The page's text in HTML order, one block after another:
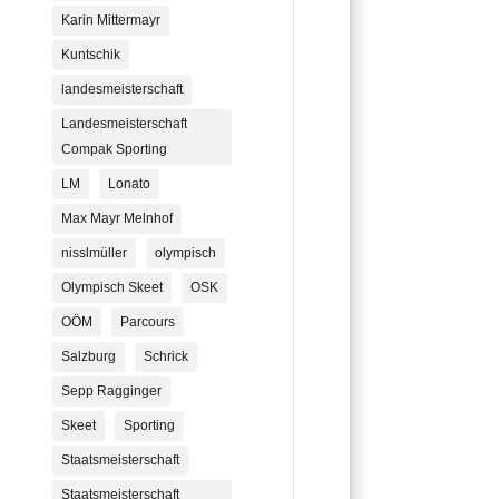
Karin Mittermayr
Kuntschik
landesmeisterschaft
Landesmeisterschaft
Compak Sporting
LM Lonato
Max Mayr Melnhof
nisslmüller olympisch
Olympisch Skeet OSK
OÖM Parcours
Salzburg Schrick
Sepp Ragginger
Skeet Sporting
Staatsmeisterschaft
Staatsmeisterschaft